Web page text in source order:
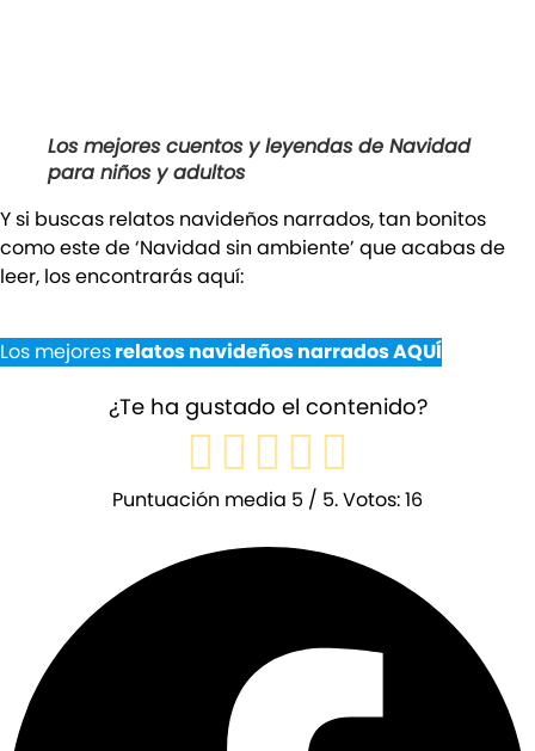
Los mejores cuentos y leyendas de Navidad
para niños y adultos
Y si buscas relatos navideños narrados, tan bonitos
como este de ‘Navidad sin ambiente’ que acabas de
leer, los encontrarás aquí:
Los mejoresrelatos navideños narrados AQUÍ
¿Te ha gustado el contenido?
Puntuación media 5 / 5. Votos:16